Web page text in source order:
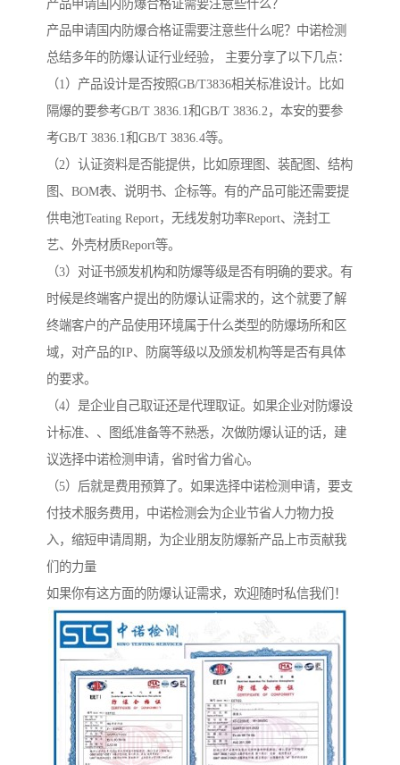
产品申请国内防爆合格证需要注意些什么？
产品申请国内防爆合格证需要注意些什么呢？中诺检测
总结多年的防爆认证行业经验， 主要分享了以下几点：
（1）产品设计是否按照GB/T3836相关标准设计。比如
隔爆的要参考GB/T 3836.1和GB/T 3836.2，本安的要参
考GB/T 3836.1和GB/T 3836.4等。
（2）认证资料是否能提供，比如原理图、装配图、结构
图、BOM表、说明书、企标等。有的产品可能还需要提
供电池Teating Report，无线发射功率Report、浇封工
艺、外壳材质Report等。
（3）对证书颁发机构和防爆等级是否有明确的要求。有
时候是终端客户提出的防爆认证需求的，这个就要了解
终端客户的产品使用环境属于什么类型的防爆场所和区
域，对产品的IP、防腐等级以及颁发机构等是否有具体
的要求。
（4）是企业自己取证还是代理取证。如果企业对防爆设
计标准、、图纸准备等不熟悉，次做防爆认证的话，建
议选择中诺检测申请，省时省力省心。
（5）后就是费用预算了。如果选择中诺检测申请，要支
付技术服务费用，中诺检测会为企业节省人力物力投
入，缩短申请周期，为企业朋友防爆新产品上市贡献我
们的力量
如果你有这方面的防爆认证需求，欢迎随时私信我们！